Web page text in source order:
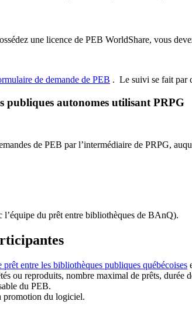
une licence de PEB WorldShare, vous
de demande de PEB . Le suivi se fait par
publiques autonomes utilisant PRPG
de PEB par l’intermédiaire de PRPG,
l’équipe du prêt entre bibliothèques de BAnQ).
prêt entre les bibliothèques publiques québécoises
ou reproduits, nombre maximal de prêts, durée
du PEB.
promotion du logiciel.